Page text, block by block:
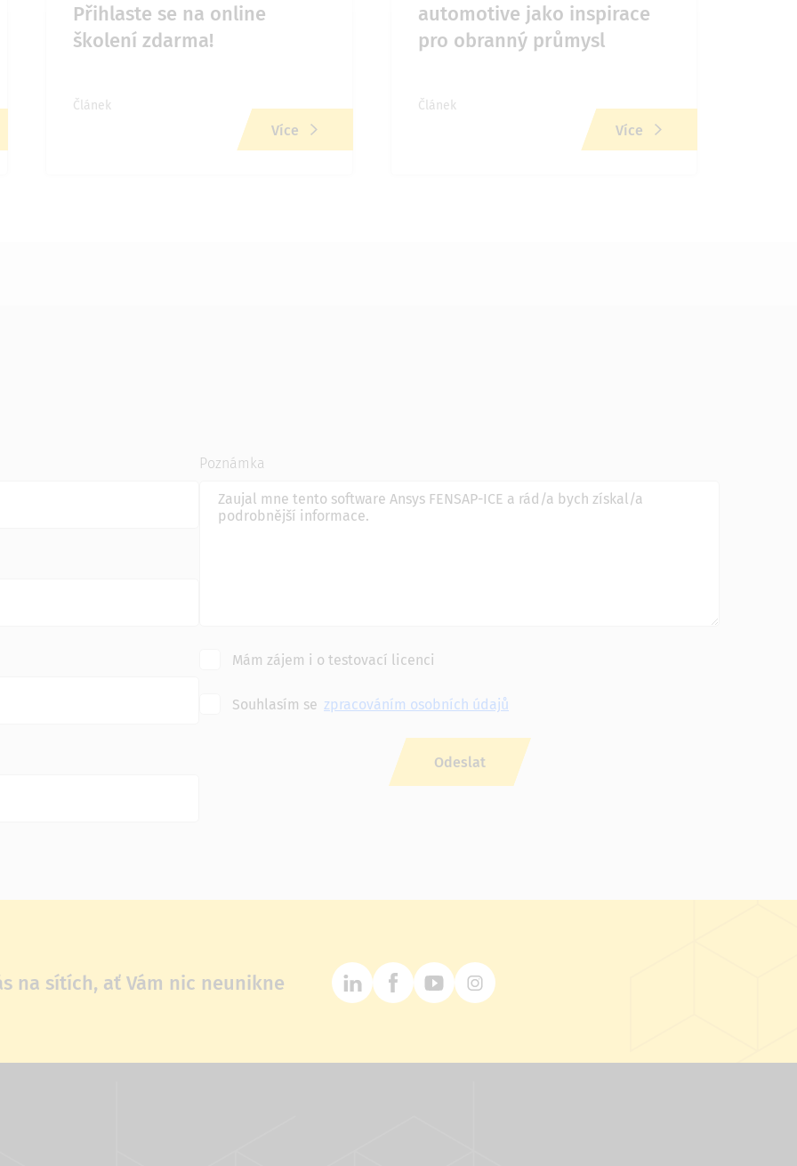
Přihlaste se na online
školení zdarma!
Článek
Více
automotive jako inspirace
pro obranný průmysl
Článek
Více
Poznámka
Mám zájem i o testovací licenci
Souhlasím se zpracováním osobních údajů
na sítích, ať Vám nic neunikne